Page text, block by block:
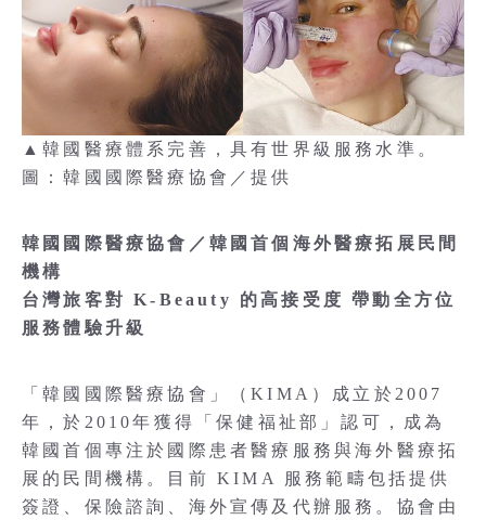
▲韓國醫療體系完善，具有世界級服務水準。
圖：韓國國際醫療協會／提供
韓國國際醫療協會／韓國首個海外醫療拓展民間
機構
台灣旅客對 K-Beauty 的高接受度 帶動全方位
服務體驗升級
「韓國國際醫療協會」（KIMA）成立於2007
年，於2010年獲得「保健福祉部」認可，成為
韓國首個專注於國際患者醫療服務與海外醫療拓
展的民間機構。目前 KIMA 服務範疇包括提供
簽證、保險諮詢、海外宣傳及代辦服務。協會由